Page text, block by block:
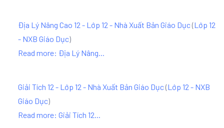
Địa Lý Nâng Cao 12 - Lớp 12 - Nhà Xuất Bản Giáo Dục(Lớp 12
- NXB Giáo Dục)
Read more: Địa Lý Nâng...
Giải Tích 12 - Lớp 12 - Nhà Xuất Bản Giáo Dục(Lớp 12 - NXB
Giáo Dục)
Read more: Giải Tích 12...